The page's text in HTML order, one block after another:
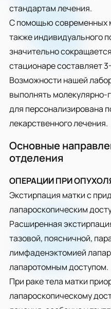
стандартам лечения.
С помощью современных
также индивидуального
значительно
стационаре составляет
Возможности нашей
выполнять молекулярно-
для персонализирована
лекарственного лечения.
Основные
отделения
ОПЕРАЦИИ ПРИ
Экстирпация матки с
лапароскопическим
Расширенная
тазовой, поясничной,
лимфаденэктомией
лапаротомным доступом.
При раке тела матки
лапароскопическому